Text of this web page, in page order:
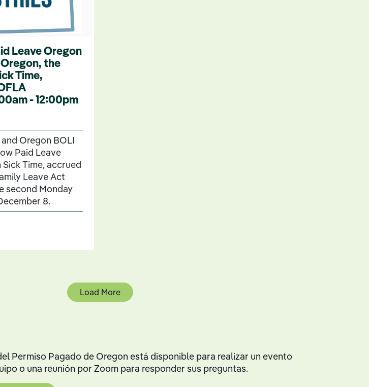
Leave Oregon
the
Time,
- 12:00pm
Oregon BOLI
Paid Leave
Time, accrued
Leave Act
second Monday
8.
Load More
Permiso Pagado de Oregon está disponible para realizar un evento
o una reunión por Zoom para responder sus preguntas.